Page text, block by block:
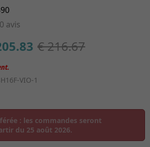
0 avis
€ 216.67
VIO-1
: les commandes seront
du 25 août 2026.